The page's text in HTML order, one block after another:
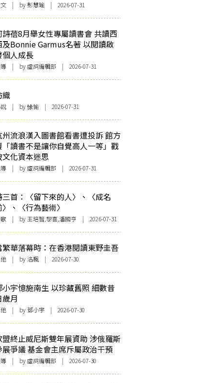
| by 彭慧瑜 | 2026-07-31
詩蓓8月舉女性專屬讀書會 共讀西
及Bonnie Garmus名著 以閱讀啟
個人成長
| by 虛詞編輯部 | 2026-07-31
織
| by 悇愉 | 2026-07-31
州流浪漢入圖書館看書遭投訴 館方
「讀書不是讓你自覺高人一等」戳
文化資本迷思
| by 虛詞編輯部 | 2026-07-31
三首：〈留下來的人〉、〈成名
、〈行為藝術〉
| by 王培智,黎喜,潘國亨 | 2026-07-31
繁華落幕時：在香港閱讀東野圭吾
| by洛楓 | 2026-07-30
小宇憶施南生 以珍藏舊照 細數昔
歲月
| by 鄧小宇 | 2026-07-30
盟終止威尼斯雙年展資助 涉俄羅斯
展爭議 基金會主席斥屬政治干預
| by 虛詞編輯部 | 2026-07-30